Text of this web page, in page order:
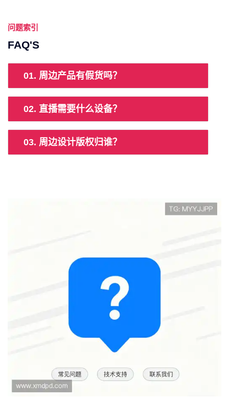
问题索引
FAQ'S
01. 周边产品有假货吗？
02. 直播需要什么设备？
03. 周边设计版权归谁？